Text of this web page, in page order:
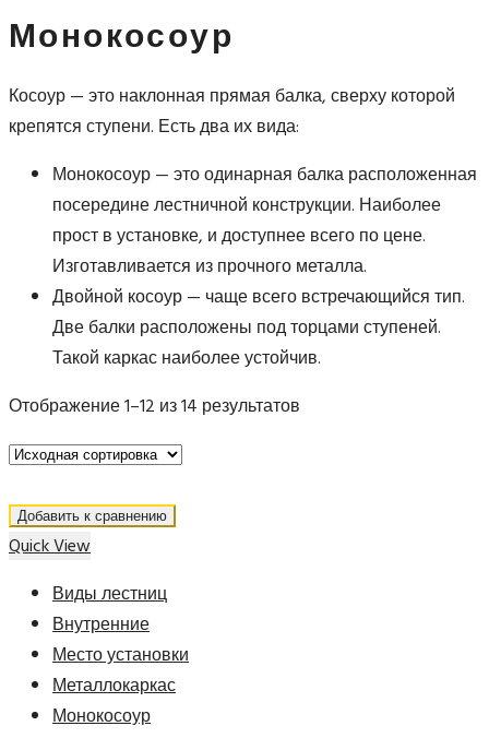
Монокосоур
Косоур — это наклонная прямая балка, сверху которой
крепятся ступени. Есть два их вида:
Монокосоур — это одинарная балка расположенная
посередине лестничной конструкции. Наиболее
прост в установке, и доступнее всего по цене.
Изготавливается из прочного металла.
Двойной косоур — чаще всего встречающийся тип.
Две балки расположены под торцами ступеней.
Такой каркас наиболее устойчив.
Отображение 1–12 из 14 результатов
Добавить к сравнению
Quick View
Виды лестниц
Внутренние
Место установки
Металлокаркас
Монокосоур